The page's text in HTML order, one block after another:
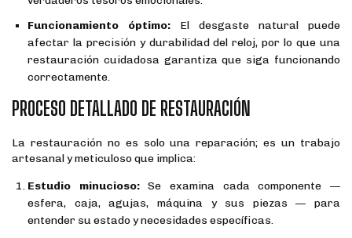
Funcionamiento óptimo: El desgaste natural puede
afectar la precisión y durabilidad del reloj, por lo que una
restauración cuidadosa garantiza que siga funcionando
correctamente.
PROCESO DETALLADO DE RESTAURACIÓN
La restauración no es solo una reparación; es un trabajo
artesanal y meticuloso que implica:
Estudio minucioso:Se examina cada componente —
esfera, caja, agujas, máquina y sus piezas — para
entender su estado y necesidades específicas.